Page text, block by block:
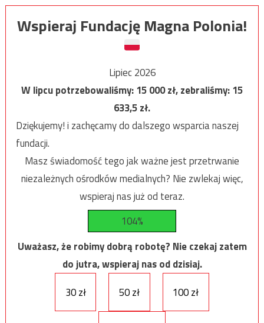
Wspieraj Fundację Magna Polonia!
Lipiec 2026
W lipcu potrzebowaliśmy:15 000zł, zebraliśmy:15
633,5zł.
Dziękujemy! i zachęcamy do dalszego wsparcia naszej
fundacji.
Masz świadomość tego jak ważne jest przetrwanie
niezależnych ośrodków medialnych? Nie zwlekaj więc,
wspieraj nas już od teraz.
104%
Uważasz, że robimy dobrą robotę? Nie czekaj zatem
do jutra, wspieraj nas od dzisiaj.
30 zł
50 zł 100 zł